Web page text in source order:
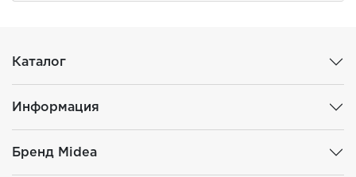
Каталог
Информация
Бренд Midea